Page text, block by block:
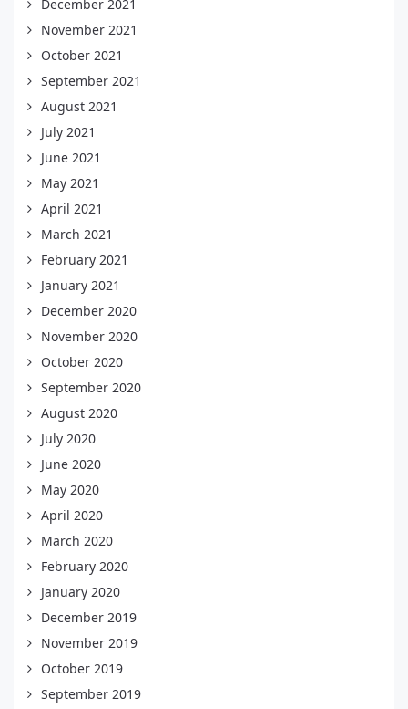
December 2021
November 2021
October 2021
September 2021
August 2021
July 2021
June 2021
May 2021
April 2021
March 2021
February 2021
January 2021
December 2020
November 2020
October 2020
September 2020
August 2020
July 2020
June 2020
May 2020
April 2020
March 2020
February 2020
January 2020
December 2019
November 2019
October 2019
September 2019